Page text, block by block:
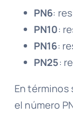
PN6:
PN10:
PN16:
PN25:
En términos
el número